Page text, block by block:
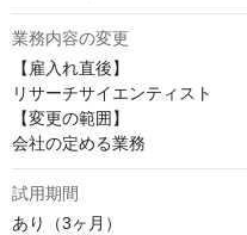
業務内容の変更
【雇入れ直後】
リサーチサイエンティスト
【変更の範囲】
会社の定める業務
試用期間
あり（3ヶ月）